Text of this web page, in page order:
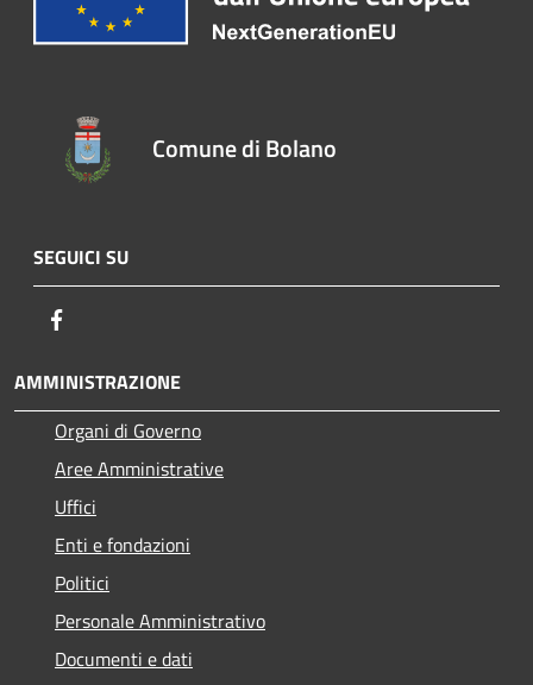
Comune di Bolano
SEGUICI SU
AMMINISTRAZIONE
Organi di Governo
Aree Amministrative
Uffici
Enti e fondazioni
Politici
Personale Amministrativo
Documenti e dati